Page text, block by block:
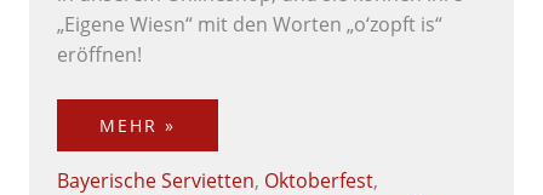
„Eigene Wiesn“ mit den Worten „o‘zopft is“
eröffnen!
MEHR »
Bayerische Servietten, Oktoberfest,